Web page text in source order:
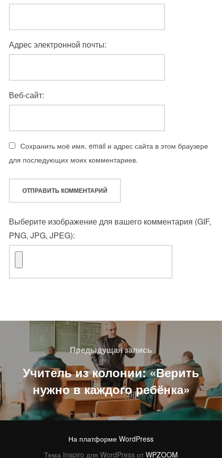
Адрес электронной почты:
Веб-сайт:
Сохранить моё имя, email и адрес сайта в этом браузере
для последующих моих комментариев.
Выберите изображение для вашего комментария (GIF,
PNG, JPG, JPEG):
Навигация
записям
Предыдущая
запись
Предыдущая запись
Учитель из колонии: «Верить
нужно в каждого ребёнка»
На платформе WordPress
Тема Inspiro для WordPress от WPZOOM